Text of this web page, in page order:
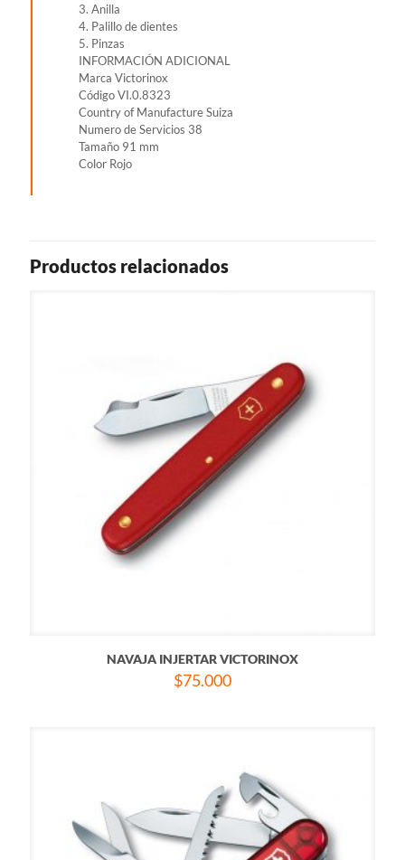
3. Anilla
4. Palillo de dientes
5. Pinzas
INFORMACIÓN ADICIONAL
Marca Victorinox
Código VI.0.8323
Country of Manufacture Suiza
Numero de Servicios 38
Tamaño 91 mm
Color Rojo
Productos relacionados
NAVAJA INJERTAR VICTORINOX
$75.000